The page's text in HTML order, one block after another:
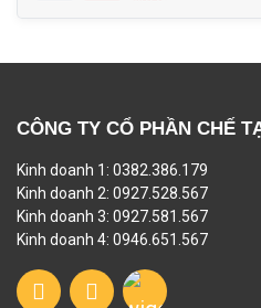
CÔNG TY CỔ PHẦN CHẾ
Kinh doanh 1: 0382.386.179
Kinh doanh 2: 0927.528.567
Kinh doanh 3: 0927.581.567
Kinh doanh 4: 0946.651.567